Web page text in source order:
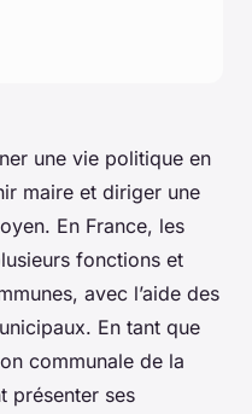
une vie politique en
maire et diriger une
En France, les
fonctions et
avec l’aide des
En tant que
communale de la
présenter ses